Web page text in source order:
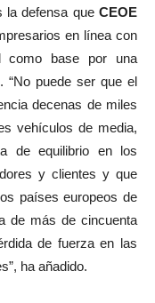
la defensa que CEOE
en línea con
como base por una
“No puede ser que el
decenas de miles
vehículos de media,
de equilibrio en los
y clientes y que
países europeos de
de más de cincuenta
de fuerza en las
ha añadido.